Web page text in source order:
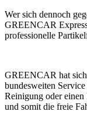
Wer sich dennoch
GREENCAR
professionelle
GREENCAR hat sich
bundesweiten
Reinigung oder
und somit die freie